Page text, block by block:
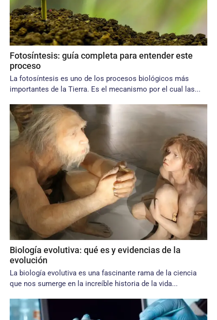
Fotosíntesis: guía completa para entender este
proceso
La fotosíntesis es uno de los procesos biológicos más
importantes de la Tierra. Es el mecanismo por el cual las...
Biología evolutiva: qué es y evidencias de la
evolución
La biología evolutiva es una fascinante rama de la ciencia
que nos sumerge en la increíble historia de la vida...